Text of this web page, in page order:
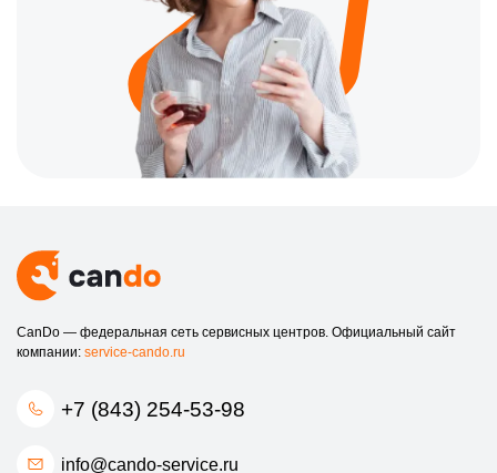
CanDo — федеральная сеть сервисных центров. Официальный сайт
компании: service-cando.ru
+7 (843) 254-53-98
info@cando-service.ru